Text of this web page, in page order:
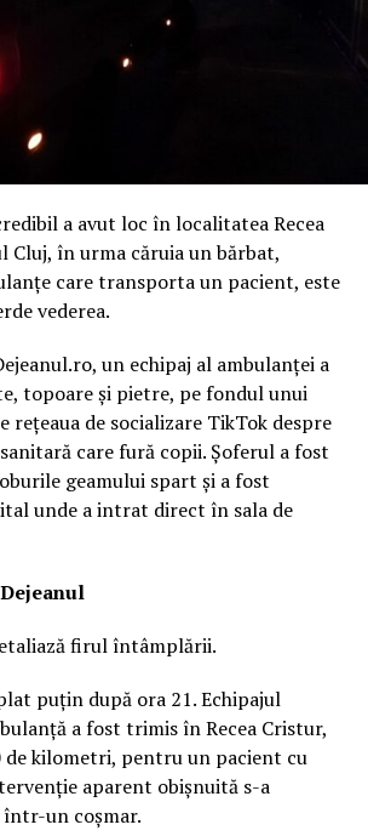
a avut loc în localitatea Recea
Cluj, în urma căruia un bărbat,
care transporta un pacient, este
vederea.
un echipaj al ambulanței a
topoare și pietre, pe fondul unui
rețeaua de socializare TikTok despre
care fură copii. Șoferul a fost
geamului spart și a fost
unde a intrat direct în sala de
firul întâmplării.
puțin după ora 21. Echipajul
a fost trimis în Recea Cristur,
kilometri, pentru un pacient cu
aparent obișnuită s-a
un coșmar.